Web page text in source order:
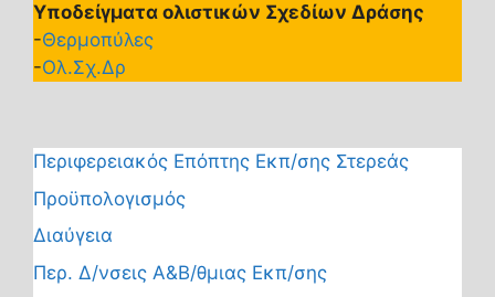
Υποδείγματα ολιστικών Σχεδίων Δράσης
-Θερμοπύλες
-Ολ.Σχ.Δρ
Περιφερειακός Επόπτης Εκπ/σης Στερεάς
Προϋπολογισμός
Διαύγεια
Περ. Δ/νσεις Α&Β/θμιας Εκπ/σης